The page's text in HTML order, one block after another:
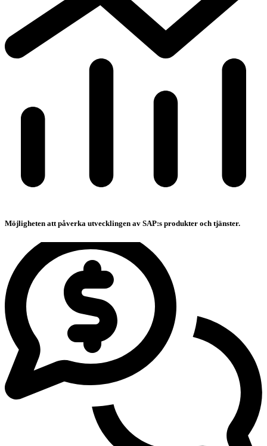
Möjligheten att påverka utvecklingen av SAP:s produkter och tjänster.